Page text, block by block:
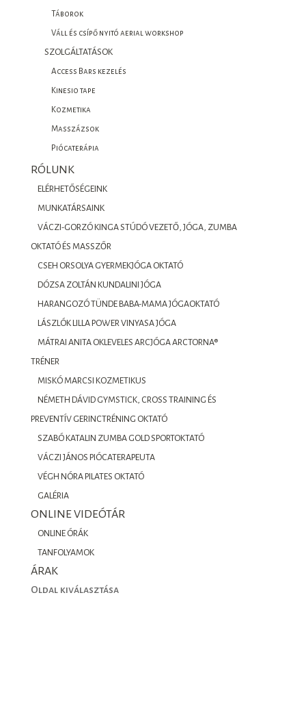
Táborok
Váll és csípő nyitó aerial workshop
SZOLGÁLTATÁSOK
Access Bars kezelés
Kinesio tape
Kozmetika
Masszázsok
Piócaterápia
RÓLUNK
ELÉRHETŐSÉGEINK
MUNKATÁRSAINK
VÁCZI-GORZÓ KINGA STÚDÓ VEZETŐ, JÓGA, ZUMBA
OKTATÓ ÉS MASSZŐR
CSEH ORSOLYA GYERMEKJÓGA OKTATÓ
DÓZSA ZOLTÁN KUNDALINI JÓGA
HARANGOZÓ TÜNDE BABA-MAMA JÓGAOKTATÓ
LÁSZLÓK LILLA POWER VINYASA JÓGA
MÁTRAI ANITA OKLEVELES ARCJÓGA ARCTORNA®
TRÉNER
MISKÓ MARCSI KOZMETIKUS
NÉMETH DÁVID GYMSTICK, CROSS TRAINING ÉS
PREVENTÍV GERINCTRÉNING OKTATÓ
SZABÓ KATALIN ZUMBA GOLD SPORTOKTATÓ
VÁCZI JÁNOS PIÓCATERAPEUTA
VÉGH NÓRA PILATES OKTATÓ
GALÉRIA
ONLINE VIDEÓTÁR
ONLINE ÓRÁK
TANFOLYAMOK
ÁRAK
Oldal kiválasztása